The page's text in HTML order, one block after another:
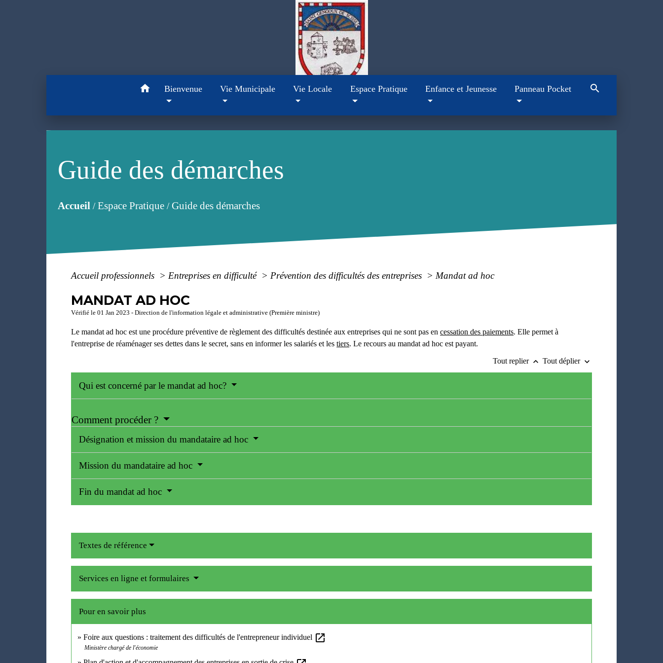
home Bienvenue Vie Municipale Vie Locale Espace Pratique Enfance et Jeunesse Panneau Pocket search
Guide des démarches
Accueil/Espace Pratique/Guide des démarches
Accueil professionnels > Entreprises en difficulté > Prévention des difficultés des entreprises > Mandat ad hoc
MANDAT AD HOC
Vérifié le 01 Jan 2023 - Direction de l'information légale et administrative (Première ministre)
Le mandat ad hoc est une procédure préventive de règlement des difficultés destinée aux entreprises qui ne sont pas encessation des paiements. Elle permet à
l'entreprise de réaménager ses dettes dans le secret, sans en informer les salariés et lestiers. Le recours au mandat ad hoc est payant.
Tout replier keyboard_arrow_up Tout déplier keyboard_arrow_down
Qui est concerné par le mandat ad hoc?
Comment procéder ?
Désignation et mission du mandataire ad hoc
Mission du mandataire ad hoc
Fin du mandat ad hoc
Textes de référence
Services en ligne et formulaires
Pour en savoir plus
Foire aux questions : traitement des difficultés de l'entrepreneur individuel open_in_new
Ministère chargé de l'économie